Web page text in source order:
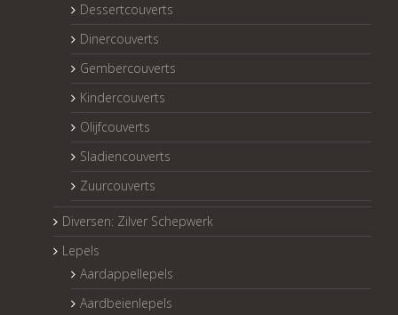
Dessertcouverts
Dinercouverts
Gembercouverts
Kindercouverts
Olijfcouverts
Sladiencouverts
Zuurcouverts
Diversen: Zilver Schepwerk
Lepels
Aardappellepels
Aardbeienlepels